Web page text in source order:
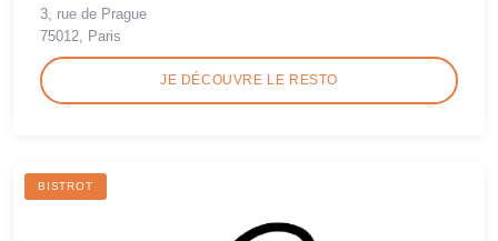
3, rue de Prague
75012, Paris
JE DÉCOUVRE LE RESTO
BISTROT